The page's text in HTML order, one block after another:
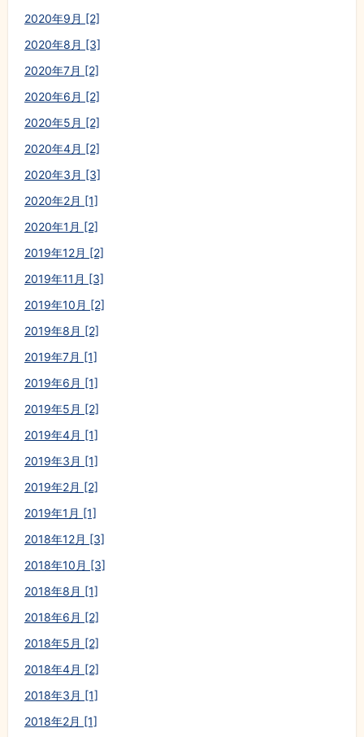
2020年9月 [2]
2020年8月 [3]
2020年7月 [2]
2020年6月 [2]
2020年5月 [2]
2020年4月 [2]
2020年3月 [3]
2020年2月 [1]
2020年1月 [2]
2019年12月 [2]
2019年11月 [3]
2019年10月 [2]
2019年8月 [2]
2019年7月 [1]
2019年6月 [1]
2019年5月 [2]
2019年4月 [1]
2019年3月 [1]
2019年2月 [2]
2019年1月 [1]
2018年12月 [3]
2018年10月 [3]
2018年8月 [1]
2018年6月 [2]
2018年5月 [2]
2018年4月 [2]
2018年3月 [1]
2018年2月 [1]